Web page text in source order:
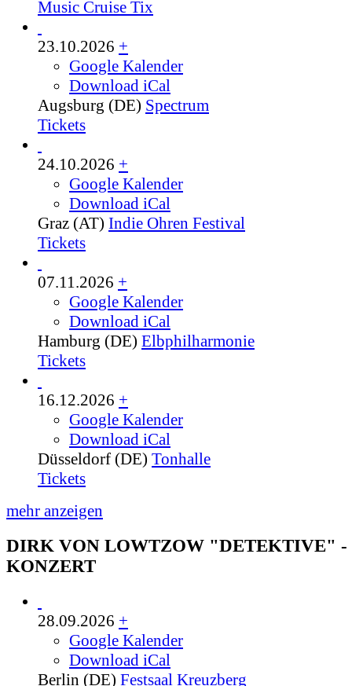
Music Cruise Tix
23.10.2026 +
Google Kalender
Download iCal
Augsburg (DE) Spectrum
Tickets
24.10.2026 +
Google Kalender
Download iCal
Graz (AT) Indie Ohren Festival
Tickets
07.11.2026 +
Google Kalender
Download iCal
Hamburg (DE) Elbphilharmonie
Tickets
16.12.2026 +
Google Kalender
Download iCal
Düsseldorf (DE) Tonhalle
Tickets
mehr anzeigen
DIRK VON LOWTZOW "DETEKTIVE" -
KONZERT
28.09.2026 +
Google Kalender
Download iCal
Berlin (DE) Festsaal Kreuzberg